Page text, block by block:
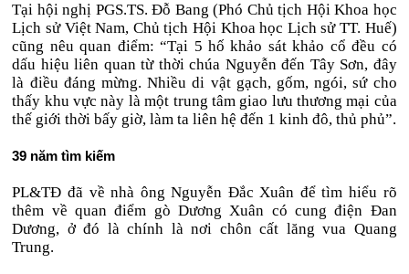
Tại hội nghị PGS.TS. Đỗ Bang (Phó Chủ tịch Hội Khoa học
Lịch sử Việt Nam, Chủ tịch Hội Khoa học Lịch sử TT. Huế)
cũng nêu quan điểm: “Tại 5 hố khảo sát khảo cổ đều có
dấu hiệu liên quan từ thời chúa Nguyễn đến Tây Sơn, đây
là điều đáng mừng. Nhiều di vật gạch, gốm, ngói, sứ cho
thấy khu vực này là một trung tâm giao lưu thương mại của
thế giới thời bấy giờ, làm ta liên hệ đến 1 kinh đô, thủ phủ”.
39 năm tìm kiếm
PL&TĐ đã về nhà ông Nguyễn Đắc Xuân để tìm hiểu rõ
thêm về quan điểm gò Dương Xuân có cung điện Đan
Dương, ở đó là chính là nơi chôn cất lăng vua Quang
Trung.